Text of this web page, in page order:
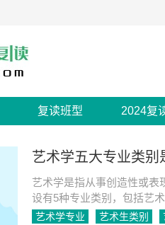
复读班型 2024复
艺术学五大专业类别
艺术学是指从事创造性或表
设有5种专业类别，包括艺
术学类和设计学类，共33个
艺术学专业 艺术生类别